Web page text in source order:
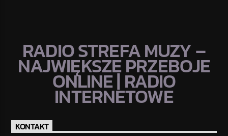
RADIO STREFA MUZY –
NAJWIĘKSZE PRZEBOJE
ONLINE | RADIO
INTERNETOWE
KONTAKT